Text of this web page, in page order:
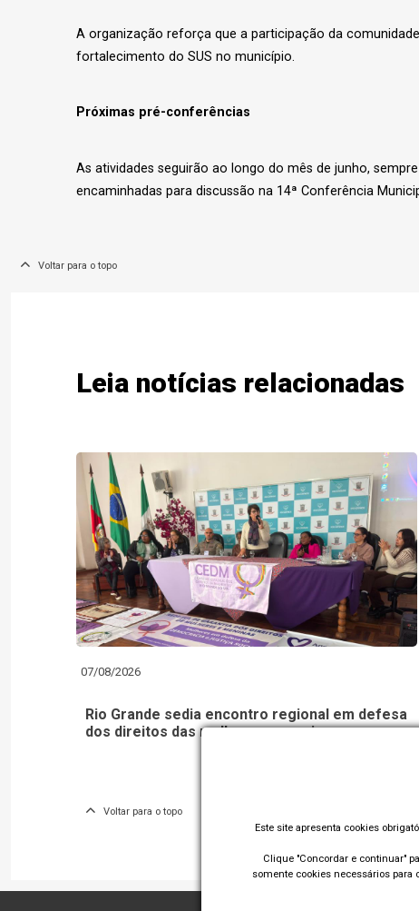
A organização reforça que a participação da
fortalecimento do SUS no município.
Próximas pré-conferências
As atividades seguirão ao longo do mês de junho,
encaminhadas para discussão na 14ª Conferência
Voltar para o topo
Leia notícias relacionadas
07/08/2026
Rio Grande sedia encontro regional em defesa
dos direitos das mulheres e meninas
Voltar para o topo
Este site apresenta cookies
Clique "Concordar e continuar"
somente cookies necessários para